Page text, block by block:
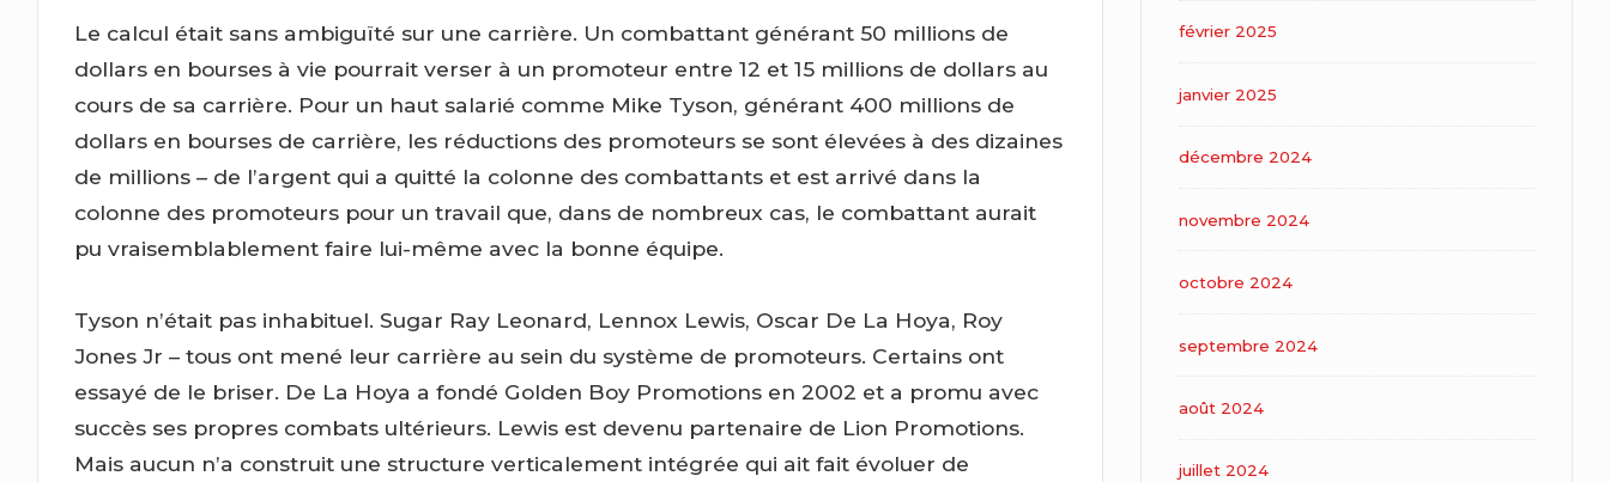
Le calcul était sans ambiguïté sur une carrière. Un combattant générant 50 millions de
dollars en bourses à vie pourrait verser à un promoteur entre 12 et 15 millions de dollars au
cours de sa carrière. Pour un haut salarié comme Mike Tyson, générant 400 millions de
dollars en bourses de carrière, les réductions des promoteurs se sont élevées à des dizaines
de millions – de l’argent qui a quitté la colonne des combattants et est arrivé dans la
colonne des promoteurs pour un travail que, dans de nombreux cas, le combattant aurait
pu vraisemblablement faire lui-même avec la bonne équipe.
Tyson n’était pas inhabituel. Sugar Ray Leonard, Lennox Lewis, Oscar De La Hoya, Roy
Jones Jr – tous ont mené leur carrière au sein du système de promoteurs. Certains ont
essayé de le briser. De La Hoya a fondé Golden Boy Promotions en 2002 et a promu avec
succès ses propres combats ultérieurs. Lewis est devenu partenaire de Lion Promotions.
Mais aucun n’a construit une structure verticalement intégrée qui ait fait évoluer de
février 2025
janvier 2025
décembre 2024
novembre 2024
octobre 2024
septembre 2024
août 2024
juillet 2024